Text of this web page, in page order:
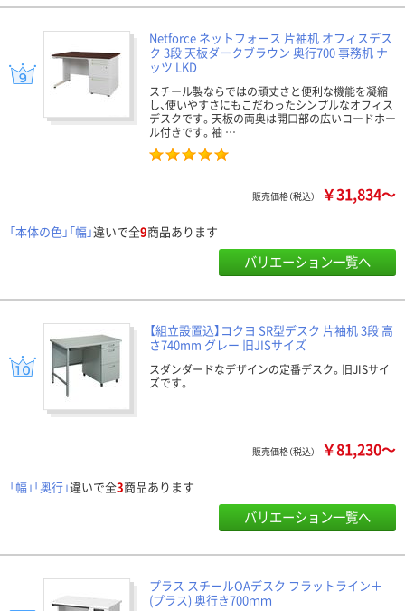
Netforce ネットフォース 片袖机 オフィスデス
ク 3段 天板ダークブラウン 奥行700 事務机 ナ
ッツ LKD
スチール製ならではの頑丈さと便利な機能を凝縮
し、使いやすさにもこだわったシンプルなオフィス
デスクです。天板の両奥は開口部の広いコードホー
ル付きです。袖 …
販売価格（税込） ￥31,834～
「本体の色」「幅」違いで全9商品あります
バリエーション一覧へ
【組立設置込】コクヨ SR型デスク 片袖机 3段 高
さ740mm グレー 旧JISサイズ
スダンダードなデザインの定番デスク。旧JISサイ
ズです。
販売価格（税込） ￥81,230～
「幅」「奥行」違いで全3商品あります
バリエーション一覧へ
プラス スチールOAデスク フラットライン＋
(プラス) 奥行き700ｍｍ